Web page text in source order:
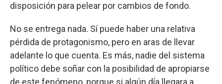
disposición para pelear por cambios de fondo.
No se entrega nada. Sí puede haber una relativa
pérdida de protagonismo, pero en aras de llevar
adelante lo que cuenta. Es más, nadie del sistema
político debe soñar con la posibilidad de apropiarse
de este fenómeno, porque si algún día llegara a